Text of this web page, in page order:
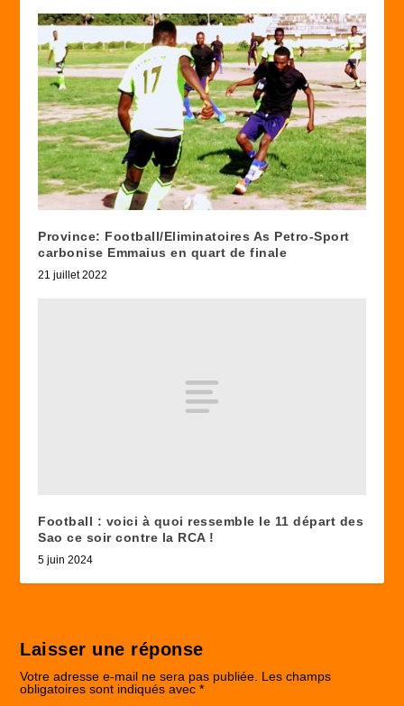
Province: Football/Eliminatoires As Petro-Sport
carbonise Emmaius en quart de finale
21 juillet 2022
Football : voici à quoi ressemble le 11 départ des
Sao ce soir contre la RCA !
5 juin 2024
Laisser une réponse
Votre adresse e-mail ne sera pas publiée. Les champs
obligatoires sont indiqués avec*